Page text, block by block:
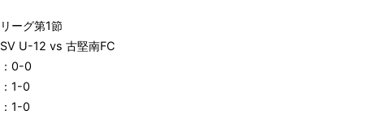
ーグ第1節
U-12 vs 古堅南FC
0-0
1-0
1-0